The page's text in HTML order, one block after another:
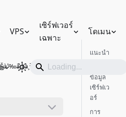
VPS
เซิร์ฟเวอร์
เฉพาะ
โดเมน
แนะนำ
ข้อมูล
เซิร์ฟเว
อร์
การ